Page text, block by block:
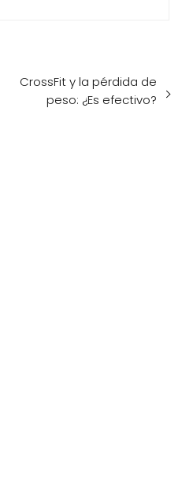
CrossFit y la pérdida de
peso: ¿Es efectivo?